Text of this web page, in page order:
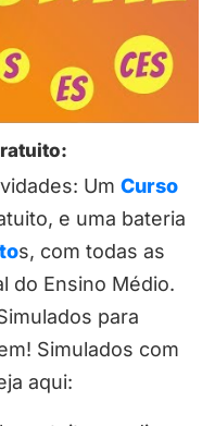
Um Curso
e uma bateria
s, com todas as
do Ensino Médio.
para
Simulados com
aqui: